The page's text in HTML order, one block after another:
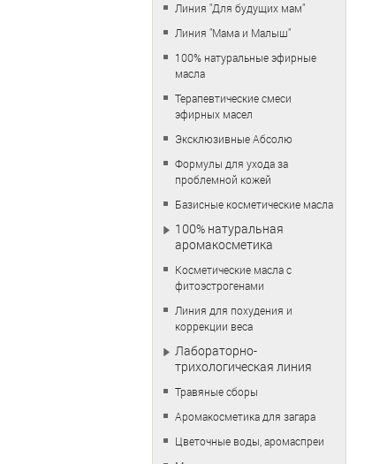
Линия "Для будущих мам"
Линия "Мама и Малыш"
100% натуральные эфирные
масла
Терапевтические смеси
эфирных масел
Эксклюзивные Абсолю
Формулы для ухода за
проблемной кожей
Базисные косметические масла
100% натуральная
аромакосметика
Косметические масла с
фитоэстрогенами
Линия для похудения и
коррекции веса
Лабораторно-
трихологическая линия
Травяные сборы
Аромакосметика для загара
Цветочные воды, аромаспреи